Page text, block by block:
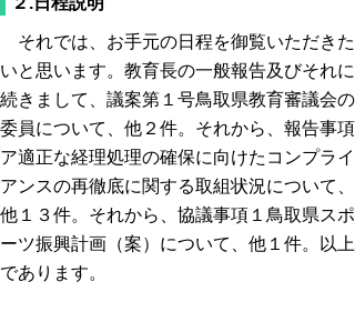
それでは、お手元の日程を御覧いただきた
いと思います。教育長の一般報告及びそれに
続きまして、議案第１号鳥取県教育審議会の
委員について、他２件。それから、報告事項
ア適正な経理処理の確保に向けたコンプライ
アンスの再徹底に関する取組状況について、
他１３件。それから、協議事項１鳥取県スポ
ーツ振興計画（案）について、他１件。以上
であります。